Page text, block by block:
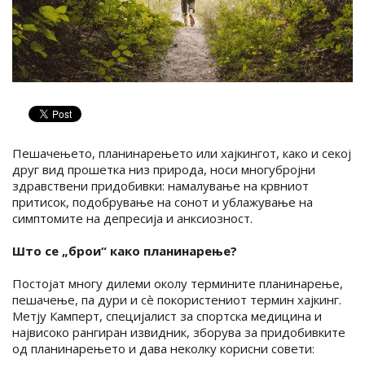
Пешачењето, планинарењето или хајкингот, како и секој
друг вид прошетка низ природа, носи многубројни
здравствени придобивки: намалување на крвниот
притисок, подобрување на сонот и ублажување на
симптомите на депресија и анксиозност.
Што се „брои“ како планинарење?
Постојат многу дилеми околу термините планинарење,
пешачење, па дури и сè покористениот термин хајкинг.
Метју Камперт, специјалист за спортска медицина и
највисоко рангиран извидник, зборува за придобивките
од планинарењето и дава неколку корисни совети: